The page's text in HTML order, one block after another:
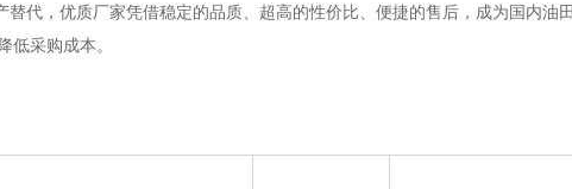
代，优质厂家凭借稳定的品质、超高的性价比、便捷的售后，成为国内油
低采购成本。